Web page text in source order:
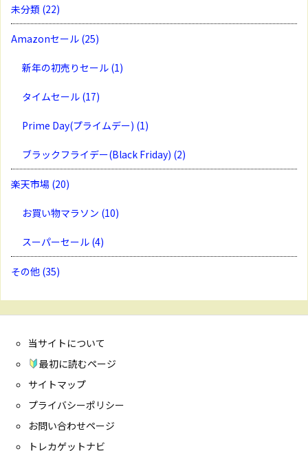
未分類 (22)
Amazonセール (25)
新年の初売りセール (1)
タイムセール (17)
Prime Day(プライムデー) (1)
ブラックフライデー(Black Friday) (2)
楽天市場 (20)
お買い物マラソン (10)
スーパーセール (4)
その他 (35)
当サイトについて
最初に読むページ
サイトマップ
プライバシーポリシー
お問い合わせページ
トレカゲットナビ